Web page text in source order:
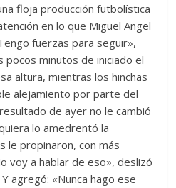
floja producción futbolística
en lo que Miguel Angel
fuerzas para seguir»,
pocos minutos de iniciado el
altura, mientras los hinchas
alejamiento por parte del
de ayer no le cambió
lo amedrentó la
le propinaron, con más
voy a hablar de eso», deslizó
agregó: «Nunca hago ese